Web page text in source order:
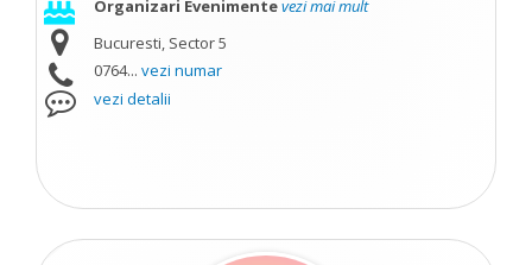
Organizari Evenimentevezi mai mult
Bucuresti, Sector 5
0764... vezi numar
vezi detalii